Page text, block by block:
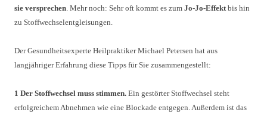
sie versprechen . Mehr noch: Sehr oft kommt es zum Jo-Jo-Effekt bis hin
zu Stoffwechselentgleisungen.
Der Gesundheitsexperte Heilpraktiker Michael Petersen hat aus
langjähriger Erfahrung diese Tipps für Sie zusammengestellt:
1 Der Stoffwechsel muss stimmen. Ein gestörter Stoffwechsel steht
erfolgreichem Abnehmen wie eine Blockade entgegen. Außerdem ist das